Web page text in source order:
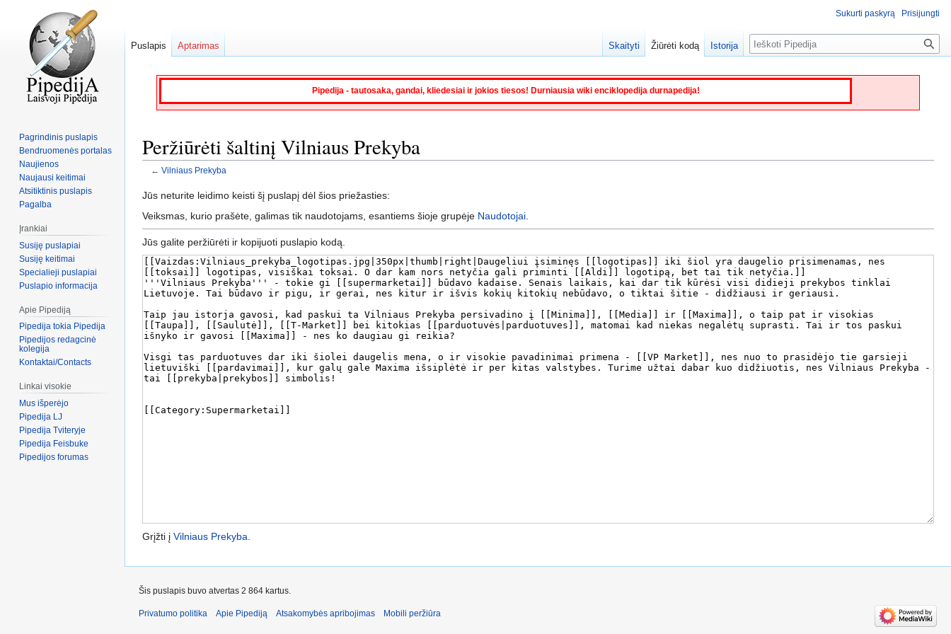
Pipedija - tautosaka, gandai, kliedesiai ir jokios tiesos! Durniausia wiki enciklopedija durnapedija!
Peržiūrėti šaltinį Vilniaus Prekyba
← Vilniaus Prekyba
Jump
to
Jump
to
Jūs neturite leidimo keisti šį puslapį dėl šios priežasties:
Veiksmas, kurio prašėte, galimas tik naudotojams, esantiems šioje grupėje Naudotojai
Jūs galite peržiūrėti ir kopijuoti puslapio kodą.
Grįžti į Vilniaus Prekyba
Sukurti paskyrą Prisijungti
Puslapis Aptarimas Skaityti Žiūrėti kodą Istorija Paieška
Pagrindinis puslapis
Bendruomenės portalas
Naujienos
Naujausi keitimai
Atsitiktinis puslapis
Pagalba
Įrankiai
Susiję puslapiai
Susiję keitimai
Specialieji puslapiai
Puslapio informacija
Apie Pipediją
Pipedija tokia Pipedija
Pipedijos redagcinė
kolegija
Kontaktai/Contacts
Linkai visokie
Mus išperėjo
Pipedija LJ
Pipedija Tviteryje
Pipedija Feisbuke
Pipedijos forumas
Šis puslapis buvo atvertas 2 864 kartus.
Privatumo politika Apie Pipediją Atsakomybės apribojimas Mobili peržiūra